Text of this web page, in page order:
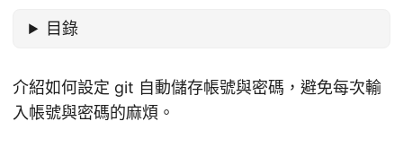
目錄
介紹如何設定 git 自動儲存帳號與密碼，避免每次輸
入帳號與密碼的麻煩。